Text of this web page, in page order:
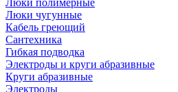
Люки чугунные
Кабель греющий
Сантехника
Гибкая подводка
Электроды и круги абразивные
Круги абразивные
Электроды